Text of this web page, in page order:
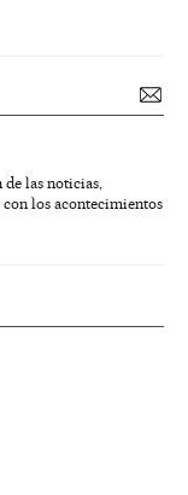
de las noticias,
los acontecimientos